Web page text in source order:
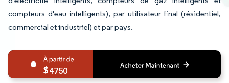
compteurs d'eau intelligents), par utilisateur final (résidentiel,
commercial et industriel) et par pays.
4750